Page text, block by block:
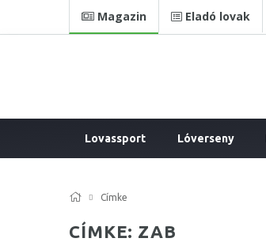
Magazin Eladó lovak
Lovassport Lóverseny
Címke
CÍMKE: ZAB